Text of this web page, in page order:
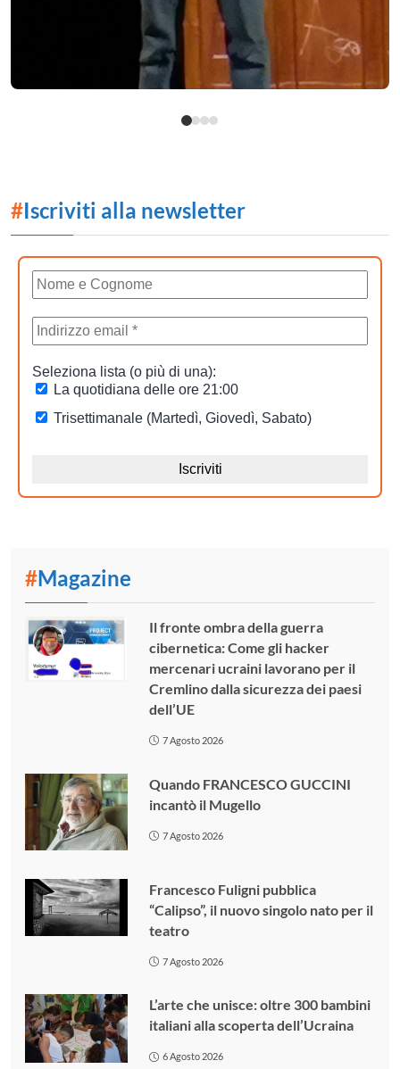
#Iscriviti alla newsletter
#Magazine
Il fronte ombra della guerra
cibernetica: Come gli hacker
mercenari ucraini lavorano per il
Cremlino dalla sicurezza dei paesi
dell’UE
7 Agosto 2026
Quando FRANCESCO GUCCINI
incantò il Mugello
7 Agosto 2026
Francesco Fuligni pubblica
“Calipso”, il nuovo singolo nato per il
teatro
7 Agosto 2026
L’arte che unisce: oltre 300 bambini
italiani alla scoperta dell’Ucraina
6 Agosto 2026